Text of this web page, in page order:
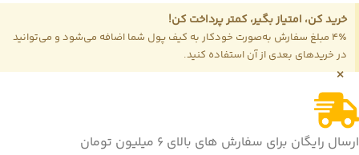
خرید کن، امتیاز بگیر، کمتر پرداخت کن!
4٪ مبلغ سفارش به‌صورت خودکار به کیف پول شما اضافه می‌شود و می‌توانید
در خریدهای بعدی از آن استفاده کنید.
×
ارسال رایگان برای سفارش های بالای 6 میلیون تومان